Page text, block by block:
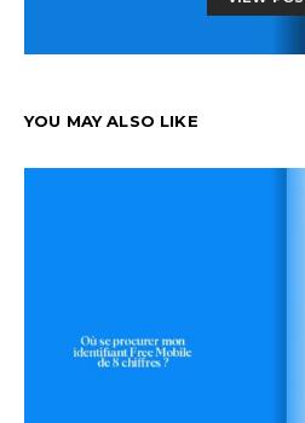
YOU MAY ALSO LIKE